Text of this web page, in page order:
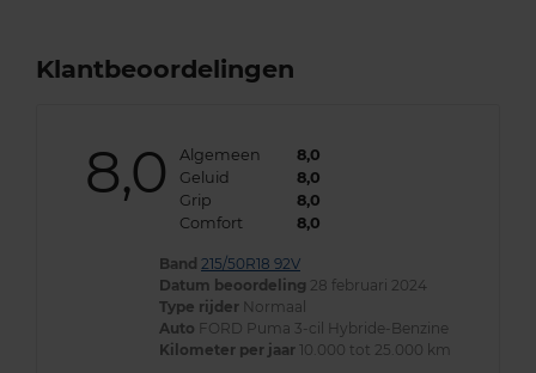
Klantbeoordelingen
8,0 Algemeen
8,0
Geluid
8,0
Grip
8,0
Comfort
8,0
Band 215/50R18 92V
Datum beoordeling 28 februari 2024
Type rijder Normaal
Auto FORD Puma 3-cil Hybride-Benzine
Kilometer per jaar 10.000 tot 25.000 km